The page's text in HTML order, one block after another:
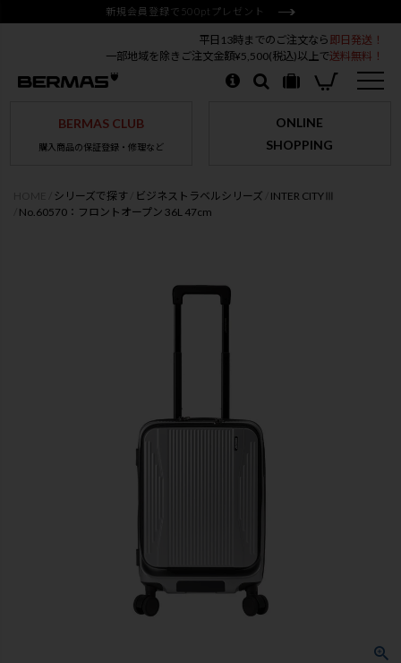
新規会員登録で500ptプレゼント
平日13時までのご注文なら 即日発送！
一部地域を除きご注文金額¥5,500(税込)以上で送料無料！
BERMAS CLUB
購入商品の保証登録・修理など
ONLINE
SHOPPING
シリーズで探す ビジネストラベルシリーズ
INTER CITYⅢ
No.60570：フロントオープン 36L 47cm